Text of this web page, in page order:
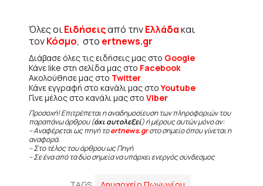
Όλες οιΕιδήσειςαπό τηνΕλλάδακαι
τονΚόσμο, στο ertnews.gr
Διάβασε όλες τις ειδήσεις μας στο Google
Κάνε like στη σελίδα μας στο Facebook
Ακολούθησε μας στο Twitter
Κάνε εγγραφή στο κανάλι μας στοYoutube
Γίνε μέλος στο κανάλι μας στο Viber
Προσοχή! Επιτρέπεται η αναδημοσίευση των πληροφοριών του
παραπάνω άρθρου (όχι αυτολεξεί) ή μέρους αυτών μόνο αν:
– Αναφέρεται ως πηγή τοertnews.grστο σημείο όπου γίνεται η
αναφορά.
– Στο τέλος του άρθρου ως Πηγή
– Σε ένα από τα δύο σημεία να υπάρχει ενεργός σύνδεσμος